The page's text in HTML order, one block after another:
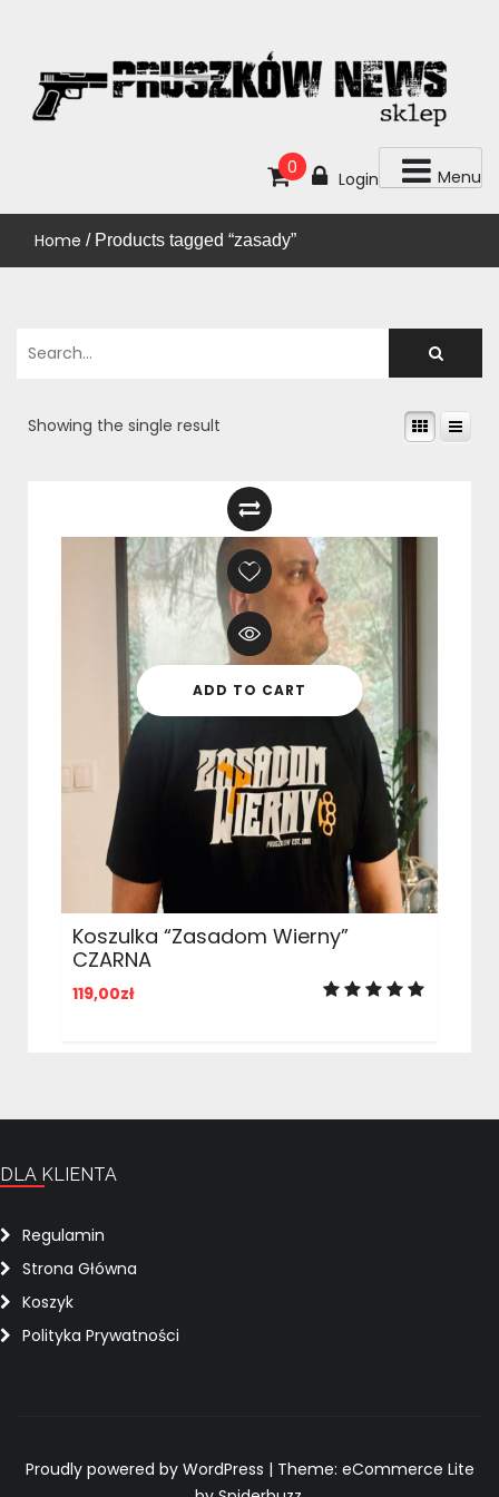
Menu
0
Login
Home / Products tagged “zasady”
Showing the single result
ADD TO CART
Koszulka “Zasadom Wierny”
CZARNA
119,00zł
DLA KLIENTA
Regulamin
Strona Główna
Koszyk
Polityka Prywatności
Proudly powered by WordPress | Theme: eCommerce Lite